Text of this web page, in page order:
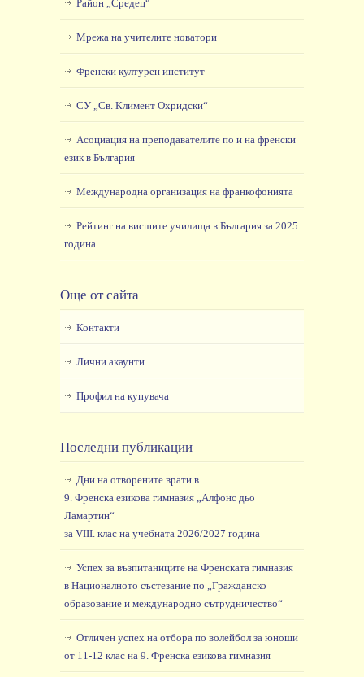
Район „Средец“
Мрежа на учителите новатори
Френски културен институт
СУ „Св. Климент Охридски“
Асоциация на преподавателите по и на френски
език в България
Международна организация на франкофонията
Рейтинг на висшите училища в България за 2025
година
Още от сайта
Контакти
Лични акаунти
Профил на купувача
Последни публикации
Дни на отворените врати в
9. Френска езикова гимназия „Алфонс дьо
Ламартин“
за VIII. клас на учебната 2026/2027 година
Успех за възпитаниците на Френската гимназия
в Националното състезание по „Гражданско
образование и международно сътрудничество“
Отличен успех на отбора по волейбол за юноши
от 11-12 клас на 9. Френска езикова гимназия